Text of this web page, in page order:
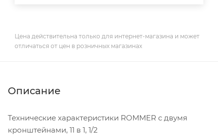
Цена действительна только для интернет-магазина и может
отличаться от цен в розничных магазинах
Описание
Технические характеристики ROMMER c двумя
кронштейнами, 11 в 1, 1/2